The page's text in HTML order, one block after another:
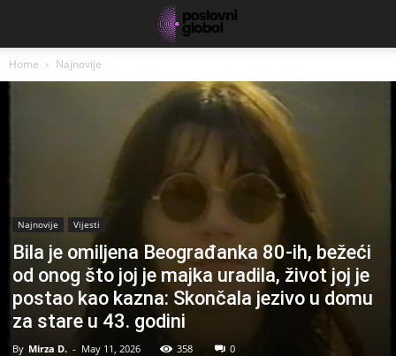
Home Najnovije
Najnovije Vijesti
Bila je omiljena Beograđanka 80-ih, bežeći
od onog što joj je majka uradila, život joj je
postao kao kazna: Skončala jezivo u domu
za stare u 43. godini
By Mirza D. - May 11, 2026 358 0